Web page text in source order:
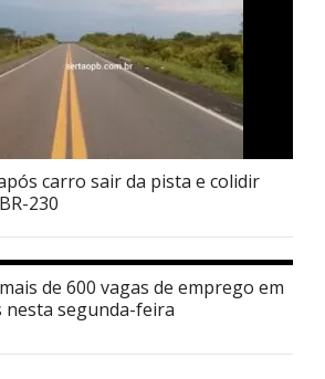
carro sair da pista e colidir
230
de 600 vagas de emprego em
nesta segunda-feira